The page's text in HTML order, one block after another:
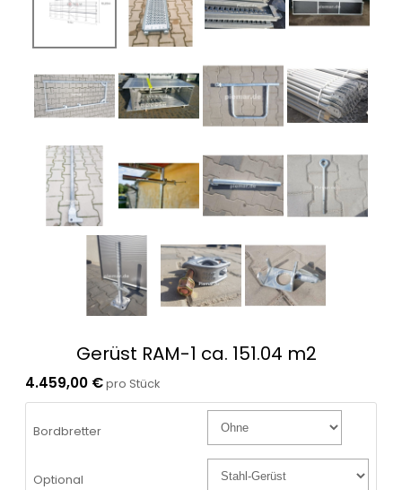
Gerüst RAM-1 ca. 151.04 m2
4.459,00 €pro Stück
Bordbretter
Optional